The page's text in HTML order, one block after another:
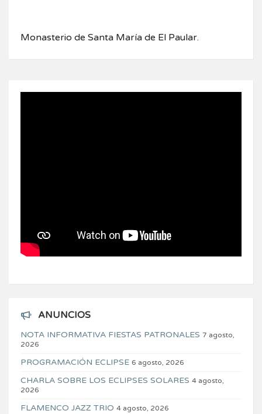
Monasterio de Santa María de El Paular.
ANUNCIOS
NOTA INFORMATIVA FIESTAS PATRONALES 7 agosto,
2026
PROGRAMACIÓN ECLIPSE 6 agosto, 2026
CHARLA SOBRE LOS ECLIPSES SOLARES 4 agosto,
2026
FLAMENCO JAZZ TRIO 4 agosto, 2026